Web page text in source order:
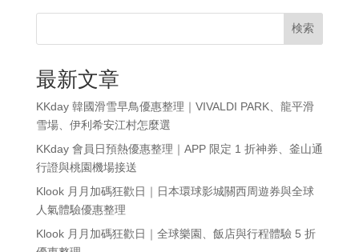
検索
最新文章
KKday 韓國滑雪早鳥優惠整理｜VIVALDI PARK、龍平滑
雪場、伊利希安江村怎麼選
KKday 會員日預熱優惠整理｜APP 限定 1 折神券、釜山通
行證與桃園機場接送
Klook 月月加碼狂歡日｜日本環球影城關西周遊券與全球
人氣體驗優惠整理
Klook 月月加碼狂歡日｜全球樂園、飯店與行程體驗 5 折